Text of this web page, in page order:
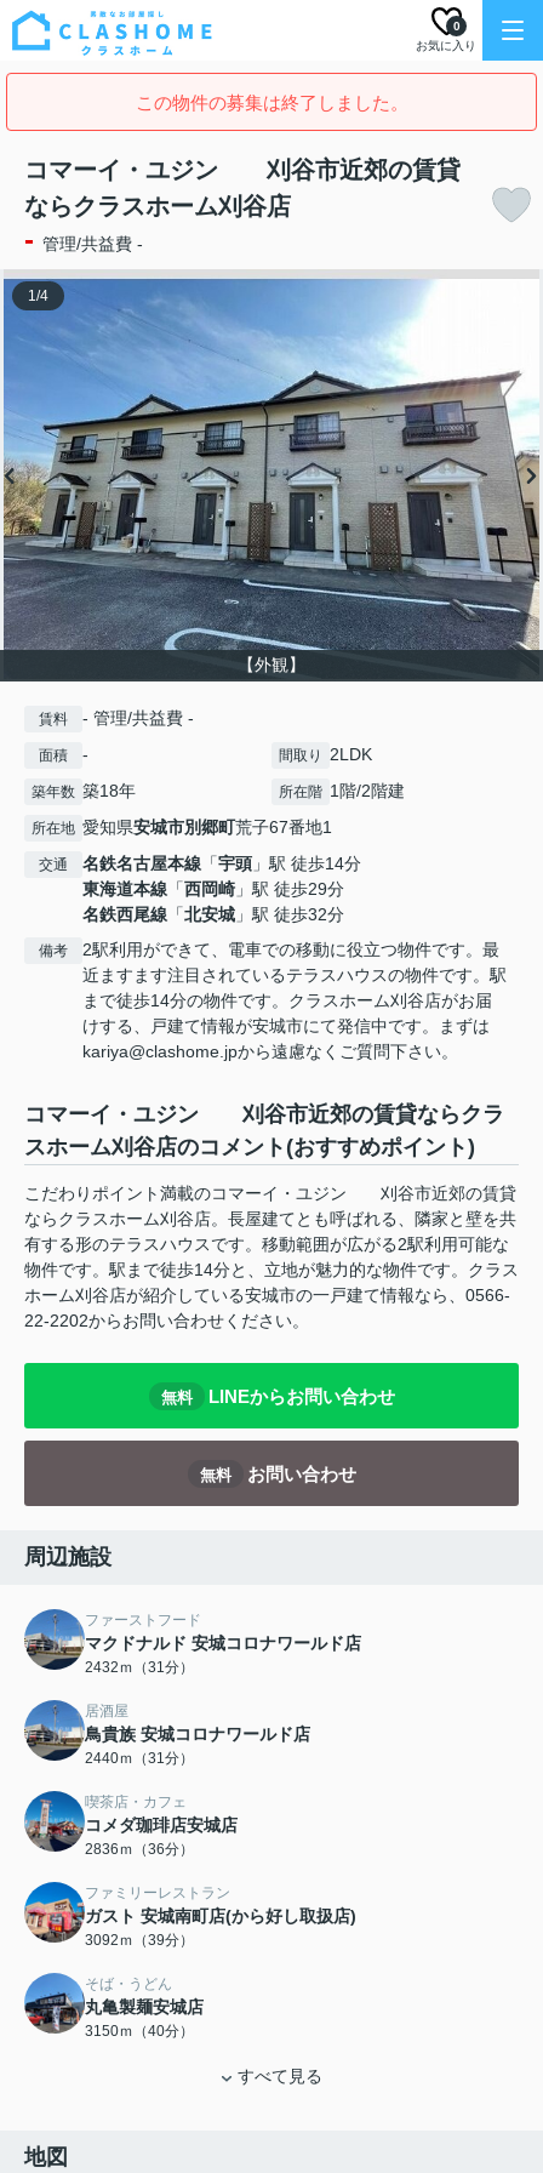
お気に入り
0
この物件の募集は終了しました。
コマーイ・ユジン 刈谷市近郊の賃貸
ならクラスホーム刈谷店
- 管理/共益費 -
【外観】
1/4
賃料 - 管理/共益費 -
面積 - 間取り 2LDK
築年数 築18年 所在階 1階/2階建
所在地 愛知県安城市別郷町荒子67番地1
交通 名鉄名古屋本線 「宇頭 」駅 徒歩14分
東海道本線 「西岡崎 」駅 徒歩29分
名鉄西尾線 「北安城 」駅 徒歩32分
備考
2駅利用ができて、電車での移動に役立つ物件です。最
近ますます注目されているテラスハウスの物件です。駅
まで徒歩14分の物件です。クラスホーム刈谷店がお届
けする、戸建て情報が安城市にて発信中です。まずは
kariya@clashome.jpから遠慮なくご質問下さい。
コマーイ・ユジン 刈谷市近郊の賃貸ならクラ
スホーム刈谷店のコメント(おすすめポイント)
こだわりポイント満載のコマーイ・ユジン 刈谷市近郊の賃貸
ならクラスホーム刈谷店。長屋建てとも呼ばれる、隣家と壁を共
有する形のテラスハウスです。移動範囲が広がる2駅利用可能な
物件です。駅まで徒歩14分と、立地が魅力的な物件です。クラス
ホーム刈谷店が紹介している安城市の一戸建て情報なら、0566-
22-2202からお問い合わせください。
無料 LINEからお問い合わせ
無料 お問い合わせ
周辺施設
ファーストフード
マクドナルド 安城コロナワールド店
2432ｍ（31分）
居酒屋
鳥貴族 安城コロナワールド店
2440ｍ（31分）
喫茶店・カフェ
コメダ珈琲店安城店
2836ｍ（36分）
ファミリーレストラン
ガスト 安城南町店(から好し取扱店)
3092ｍ（39分）
そば・うどん
丸亀製麺安城店
3150ｍ（40分）
すべて見る
地図